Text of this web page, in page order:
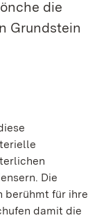
die
Grundstein
Die
berühmt für ihre
damit die